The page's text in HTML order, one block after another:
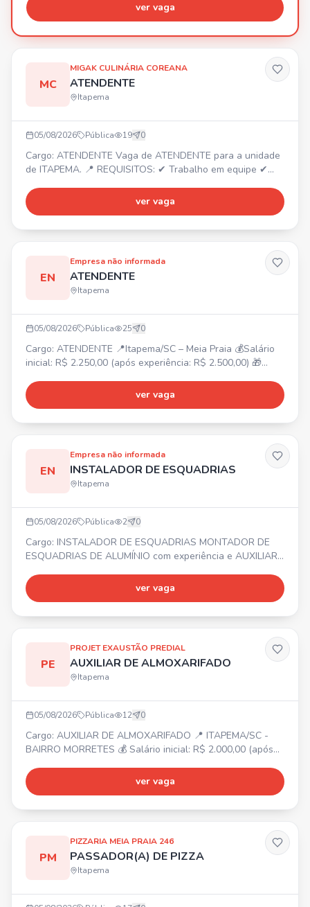
ver vaga
MC
MIGAK CULINÁRIA COREANA
ATENDENTE
Itapema
05/08/2026 Pública 19 0
Cargo: ATENDENTE Vaga de ATENDENTE para a unidade
de ITAPEMA. 📍 REQUISITOS: ✔ Trabalho em equipe ✔
currículo por WhatsApp e faça parte do nosso time!
ver vaga
EN
Empresa não informada
ATENDENTE
Itapema
05/08/2026 Pública 25 0
Cargo: ATENDENTE 📍Itapema/SC – Meia Praia 💰Salário
inicial: R$ 2.250,00 (após experiência: R$ 2.500,00) 🎁
noturno, Bonificação por metas, Gympass, 2 consultas
online com psicólogo/mês, Consulta nutricionista,
ver vaga
EN
Empresa não informada
INSTALADOR DE ESQUADRIAS
Itapema
05/08/2026 Pública 2 0
Cargo: INSTALADOR DE ESQUADRIAS MONTADOR DE
ESQUADRIAS DE ALUMÍNIO com experiência e AUXILIAR
Segunda a Sexta-feira 💰 Salário, Vale Alimentação,
Bonificação e Seguro de vida. ✅ Necessário experiência
ver vaga
PE
PROJET EXAUSTÃO PREDIAL
AUXILIAR DE ALMOXARIFADO
Itapema
05/08/2026 Pública 12 0
Cargo: AUXILIAR DE ALMOXARIFADO 📍 ITAPEMA/SC -
BAIRRO MORRETES 💰 Salário inicial: R$ 2.000,00 (após
sexta-feira 📋 Atividades: Organizar e cuidar do estoque;
Contar e conferir o estoque; Entregar peças e materiais à
ver vaga
PM
PIZZARIA MEIA PRAIA 246
PASSADOR(A) DE PIZZA
Itapema